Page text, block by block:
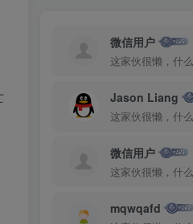
微信用户
这家伙很懒，什
Jason Liang
这家伙很懒，什
微信用户
这家伙很懒，什
mqwqafd